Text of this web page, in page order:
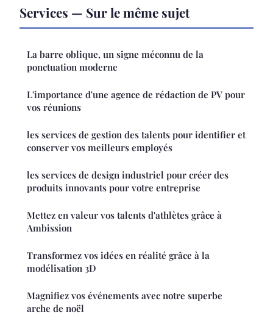
Services — Sur le même sujet
La barre oblique, un signe méconnu de la
ponctuation moderne
L'importance d'une agence de rédaction de PV pour
vos réunions
les services de gestion des talents pour identifier et
conserver vos meilleurs employés
les services de design industriel pour créer des
produits innovants pour votre entreprise
Mettez en valeur vos talents d'athlètes grâce à
Ambission
Transformez vos idées en réalité grâce à la
modélisation 3D
Magnifiez vos événements avec notre superbe
arche de noël